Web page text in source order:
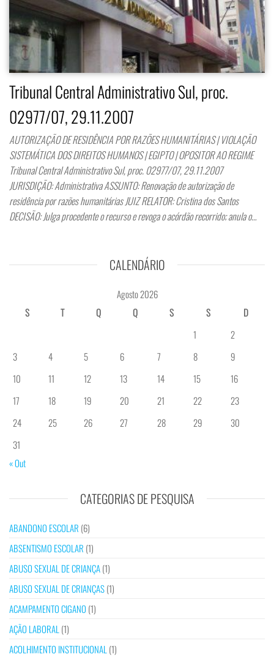
Tribunal Central Administrativo Sul, proc.
02977/07, 29.11.2007
AUTORIZAÇÃO DE RESIDÊNCIA POR RAZÕES HUMANITÁRIAS | VIOLAÇÃO
SISTEMÁTICA DOS DIREITOS HUMANOS | EGIPTO | OPOSITOR AO REGIME
Tribunal Central Administrativo Sul, proc. 02977/07, 29.11.2007
JURISDIÇÃO: Administrativa ASSUNTO: Renovação de autorização de
residência por razões humanitárias JUIZ RELATOR: Cristina dos Santos
DECISÃO: Julga procedente o recurso e revoga o acórdão recorrido; anula o…
CALENDÁRIO
Agosto 2026
S
T Q Q S S
D
1
2
3
4 5 6 7 8
9
10
11 12 13 14 15
16
17
18 19 20 21 22
23
24
25 26 27 28 29
30
31
« Out
CATEGORIAS DE PESQUISA
ABANDONO ESCOLAR (6)
ABSENTISMO ESCOLAR (1)
ABUSO SEXUAL DE CRIANÇA(1)
ABUSO SEXUAL DE CRIANÇAS(1)
ACAMPAMENTO CIGANO (1)
AÇÃO LABORAL (1)
ACOLHIMENTO INSTITUCIONAL (1)